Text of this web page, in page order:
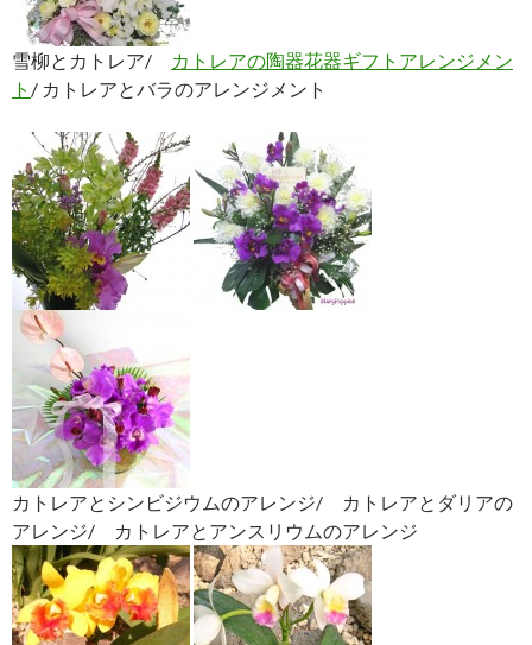
カトレア-リトルトシエ/ カトレア-ソフロカトレア/ マジ
ョリー・ハウザーマン・ヨーク
似ているお花→-
カトレア
→https://tanjyoubana.jp/album/cattleya
10月13日の誕生花：リーガスベゴニア
15日の誕生花：バジル
このサイトは、flower-works・MaryPoppins
ります。
オンラインショッピングサイトはこちらです。→